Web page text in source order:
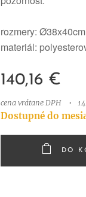
rozmery: Ø38x40cm
materiál:
140,16 €
cena vrátane DPH
Dostupné do
DO